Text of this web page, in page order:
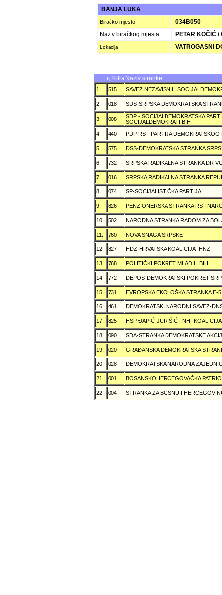
BANJA LUKA
Biračko mjesto
034B050
Naziv biračkog mjesta
PETAR KOČIĆ /
Lokacija VATROGASNI
ï¿½ifra Naziv stranke
1. 515 SAVEZ NEZAVISNIH
2. 018 SDS-SRPSKA DEMOKRATSKA
3. 008
SDP - SOCIJALDEMOKRATSKA
SOCIJALDEMOKRATI BIH
4.
440 PDP RS - PARTIJA
5. 575 DSS-DEMOKRATSKA STRANKA
6. 732 SRPSKA RADIKALNA STRANKA DR
7. 016 SRPSKA RADIKALNA STRANKA
8. 074 SP-SOCIJALISTIČKA PARTIJA
9. 826 PENZIONERSKA STRANKA RS I
10. 502 NARODNA STRANKA RADOM ZA
11. 760 NOVA SNAGA SRPSKE
12. 827 HDZ-HRVATSKA KOALICIJA -HNZ
13. 768 POLITIČKI POKRET MLADIH BIH
14. 772 DEPOS-DEMOKRATSKI POKRET
15. 731 EVROPSKA EKOLOŠKA STRANKA E-5
16. 461 DEMOKRATSKI NARODNI SAVEZ-
17. 825 HSP ÐAPIĆ-JURIŠIĆ I NHI-
18. 090 SDA-STRANKA DEMOKRATSKE
19. 020 GRAÐANSKA DEMOKRATSKA
20. 028 DEMOKRATSKA NARODNA
21. 001 BOSANSKOHERCEGOVAČKA
22. 004 STRANKA ZA BOSNU I